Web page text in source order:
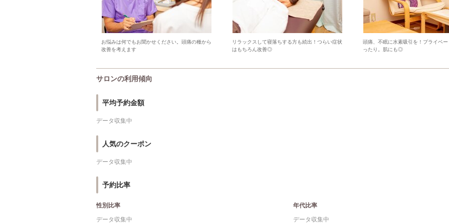
お悩みは何でもお聞かせください。頭痛の種から
改善を考えます
リラックスして寝落ちする方も続出！つらい症状
はもちろん改善◎
頭痛、不眠に水素吸引を！プライベ
ったり。肌にも◎
サロンの利用傾向
平均予約金額
データ収集中
人気のクーポン
データ収集中
予約比率
性別比率
データ収集中
年代比率
データ収集中